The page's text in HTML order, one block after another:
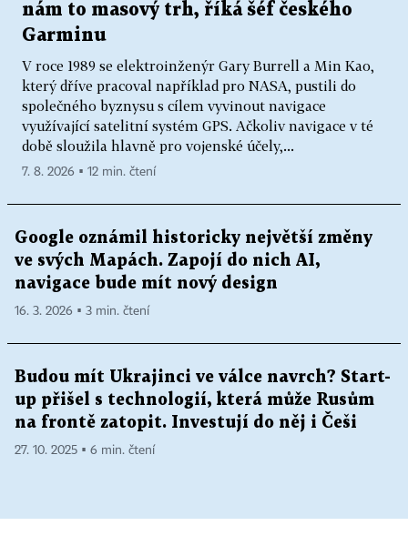
nám to masový trh, říká šéf českého
Garminu
V roce 1989 se elektroinženýr Gary Burrell a Min Kao,
který dříve pracoval například pro NASA, pustili do
společného byznysu s cílem vyvinout navigace
využívající satelitní systém GPS. Ačkoliv navigace v té
době sloužila hlavně pro vojenské účely,...
7. 8. 2026 ▪ 12 min. čtení
Google oznámil historicky největší změny
ve svých Mapách. Zapojí do nich AI,
navigace bude mít nový design
16. 3. 2026 ▪ 3 min. čtení
Budou mít Ukrajinci ve válce navrch? Start-
up přišel s technologií, která může Rusům
na frontě zatopit. Investují do něj i Češi
27. 10. 2025 ▪ 6 min. čtení